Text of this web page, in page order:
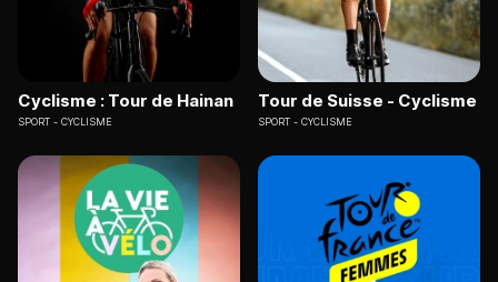
Cyclisme : Tour de Hainan
SPORT CYCLISME
Tour de Suisse - Cyclisme
SPORT CYCLISME